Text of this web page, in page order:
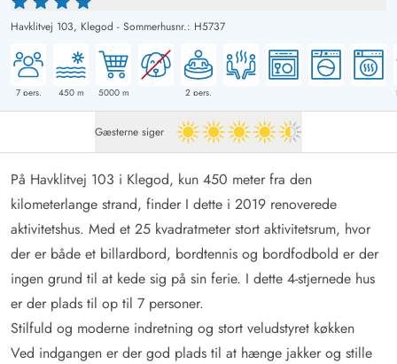
Havklitvej 103, Klegod - Sommerhusnr.: H5737
7pers. 450m 5000m 2 pers.
Gæsterne siger 4.5 ud af 5
På Havklitvej 103 i Klegod, kun 450 meter fra den
kilometerlange strand, finder I dette i 2019 renoverede
aktivitetshus. Med et 25 kvadratmeter stort aktivitetsrum, hvor
der er både et billardbord, bordtennis og bordfodbold er der
ingen grund til at kede sig på sin ferie. I dette 4-stjernede hus
er der plads til op til 7 personer.
Stilfuld og moderne indretning og stort veludstyret køkken
Ved indgangen er der god plads til at hænge jakker og stille